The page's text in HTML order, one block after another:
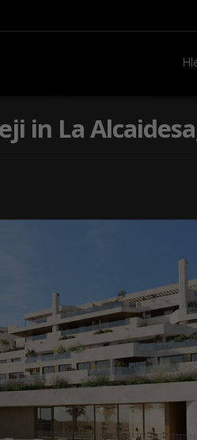
in La